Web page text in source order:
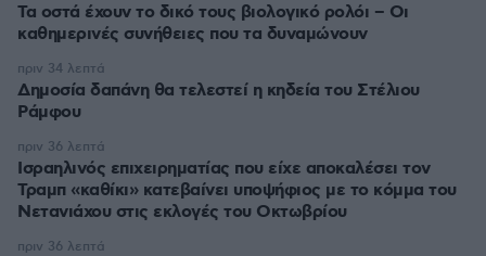
Τα οστά έχουν το δικό τους βιολογικό ρολόι – Οι
καθημερινές συνήθειες που τα δυναμώνουν
Δημοσία δαπάνη θα τελεστεί η κηδεία του Στέλιου
Ράμφου
πριν 34 λεπτά
Ισραηλινός επιχειρηματίας που είχε αποκαλέσει τον
Τραμπ «καθίκι» κατεβαίνει υποψήφιος με το κόμμα του
Νετανιάχου στις εκλογές του Οκτωβρίου
πριν 36 λεπτά
πριν 36 λεπτά